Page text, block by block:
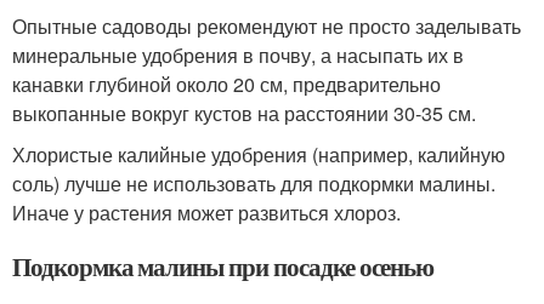
Опытные садоводы рекомендуют не просто заделывать
минеральные удобрения в почву, а насыпать их в
канавки глубиной около 20 см, предварительно
выкопанные вокруг кустов на расстоянии 30-35 см.
Хлористые калийные удобрения (например, калийную
соль) лучше не использовать для подкормки малины.
Иначе у растения может развиться хлороз.
Подкормка малины при посадке осенью